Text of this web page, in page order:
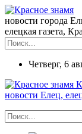
новости города
елецкая газета,
Четверг, 6
новости Елец,